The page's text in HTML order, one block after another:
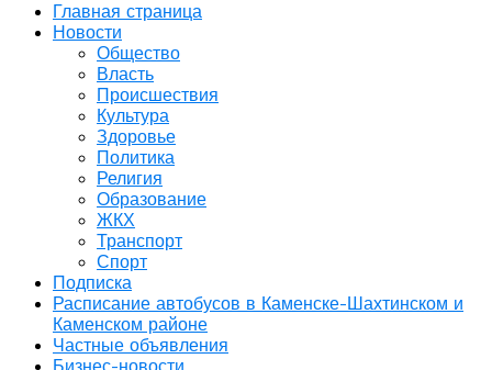
Главная страница
Новости
Общество
Власть
Происшествия
Культура
Здоровье
Политика
Религия
Образование
ЖКХ
Транспорт
Спорт
Подписка
Расписание автобусов в Каменске-Шахтинском и
Каменском районе
Частные объявления